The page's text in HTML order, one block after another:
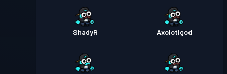
ShadyR Axolotlgod